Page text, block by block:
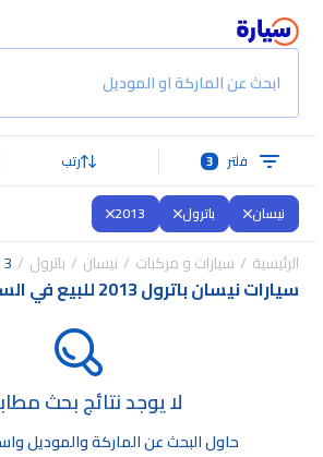
ابحث عن الماركة او الموديل
فلتر 3 رتب
نيسان باترول 2013
الرئيسية سيارات و مركبات نيسان باترول
سيارات نيسان باترول 2013 للبيع في السعودية
لا يوجد نتائج بحث
حاول البحث عن الماركة والموديل